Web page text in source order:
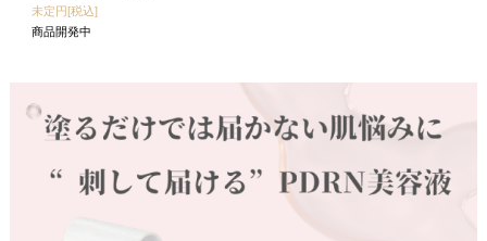
未定円[税込]
商品開発中